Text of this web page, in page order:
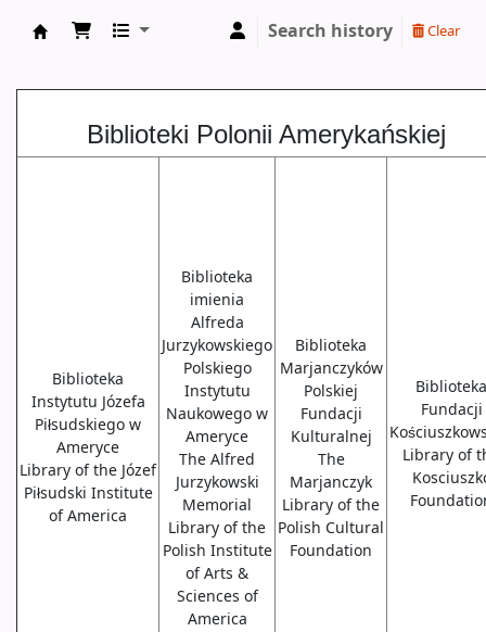
Search history Clear
Biblioteki Polonii Amerykańskiej
Biblioteka
Instytutu Józefa
Piłsudskiego w
Ameryce
Library of the Józef
Piłsudski Institute
of America
Biblioteka
imienia
Alfreda
Jurzykowskiego
Polskiego
Instytutu
Naukowego w
Ameryce
The Alfred
Jurzykowski
Memorial
Library of the
Polish Institute
of Arts &
Sciences of
America
Biblioteka
Marjanczyków
Polskiej
Fundacji
Kulturalnej
The
Marjanczyk
Library of the
Polish Cultural
Foundation
Biblioteka
Fundacji
Library of